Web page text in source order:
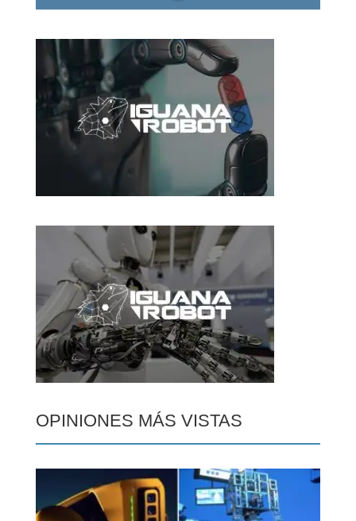
OPINIONES MÁS VISTAS